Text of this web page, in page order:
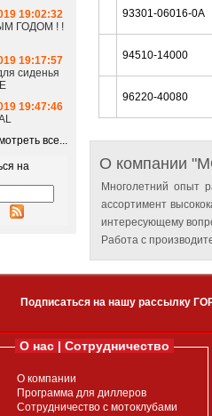
19:02:32
ГОДОМ ! !
19:17:57
сиденья
19:47:46
все...
на
93301-06016-0A
94510-14000
96220-40080
О компании
Многолетний опыт
ассортимент
интересующему
Работа с
Подписаться на нашу рассылку
О нас | Сотрудничество
О компании
Программа для диллеров
Сотрудничество с мотоклубами